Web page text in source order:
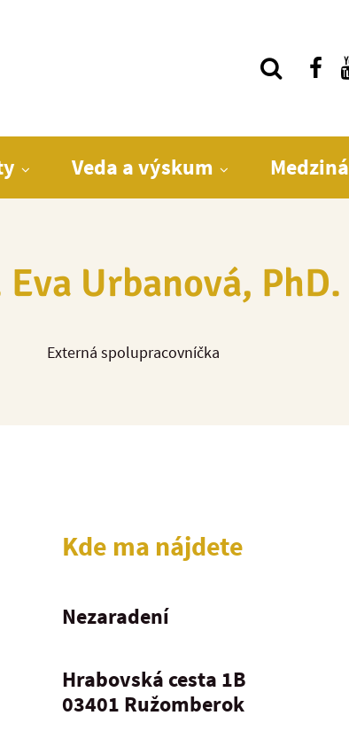
Veda a výskum
Urbanová, PhD.
Externá spolupracovníčka
Kde ma nájdete
Nezaradení
Hrabovská cesta 1B
03401 Ružomberok